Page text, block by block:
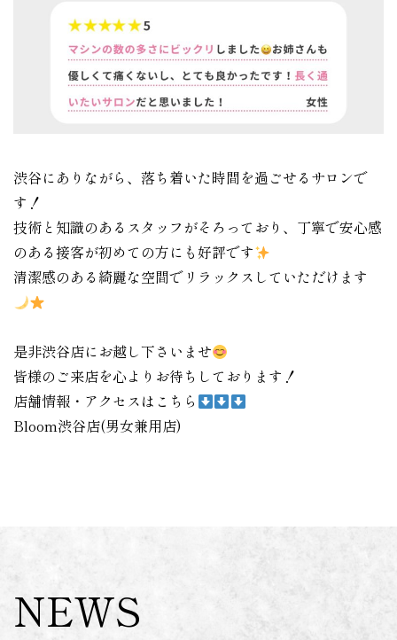
渋谷にありながら、落ち着いた時間を過ごせるサロンで
す！
技術と知識のあるスタッフがそろっており、丁寧で安心感
のある接客が初めての方にも好評です
清潔感のある綺麗な空間でリラックスしていただけます
是非渋谷店にお越し下さいませ
皆様のご来店を心よりお待ちしております！
店舗情報・アクセスはこちら
Bloom渋谷店(男女兼用店)
NEWS